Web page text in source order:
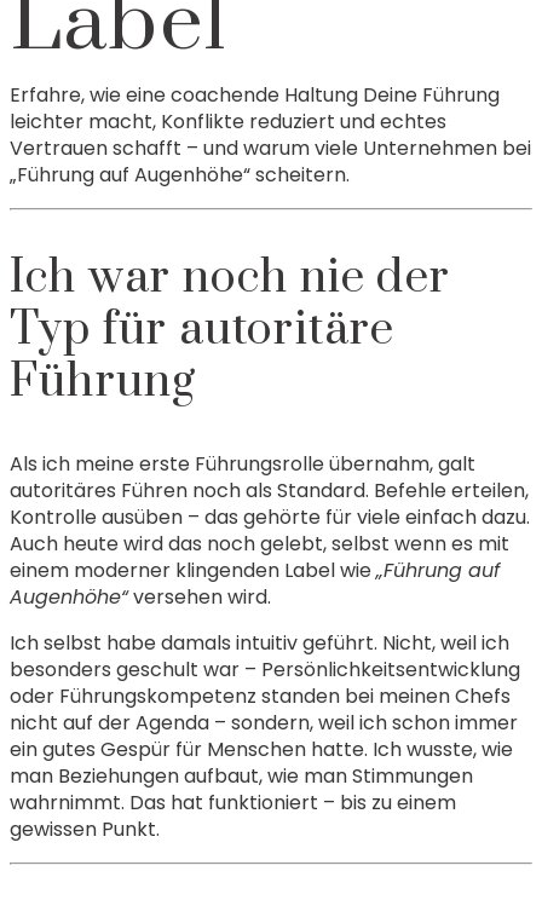
Label
Erfahre, wie eine coachende Haltung Deine Führung
leichter macht, Konflikte reduziert und echtes
Vertrauen schafft – und warum viele Unternehmen bei
„Führung auf Augenhöhe“ scheitern.
Ich war noch nie der
Typ für autoritäre
Führung
Als ich meine erste Führungsrolle übernahm, galt
autoritäres Führen noch als Standard. Befehle erteilen,
Kontrolle ausüben – das gehörte für viele einfach dazu.
Auch heute wird das noch gelebt, selbst wenn es mit
einem moderner klingenden Label wie„Führung auf
Augenhöhe“versehen wird.
Ich selbst habe damals intuitiv geführt. Nicht, weil ich
besonders geschult war – Persönlichkeitsentwicklung
oder Führungskompetenz standen bei meinen Chefs
nicht auf der Agenda – sondern, weil ich schon immer
ein gutes Gespür für Menschen hatte. Ich wusste, wie
man Beziehungen aufbaut, wie man Stimmungen
wahrnimmt. Das hat funktioniert – bis zu einem
gewissen Punkt.